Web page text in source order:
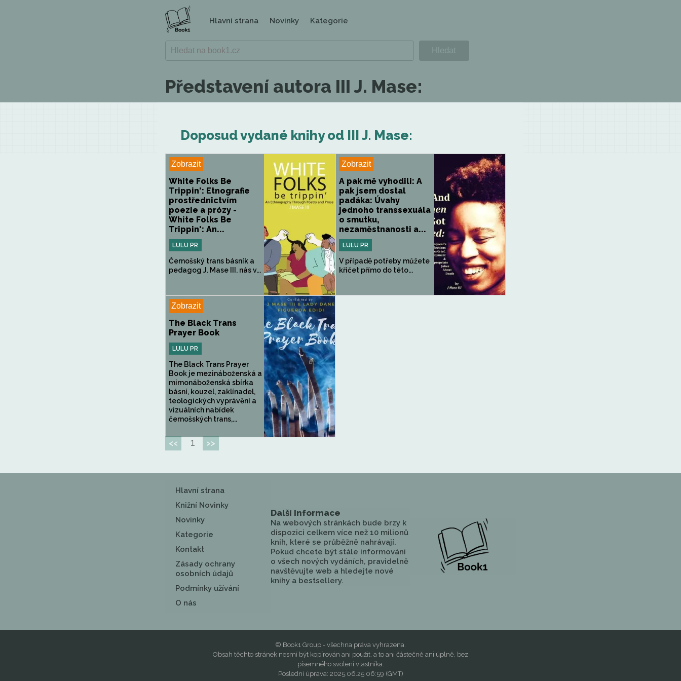
Hlavní strana Novinky Kategorie
Představení autora III J. Mase:
Doposud vydané knihy od III J. Mase:
Zobrazit
White Folks Be
Trippin': Etnografie
prostřednictvím
poezie a prózy -
White Folks Be
Trippin': An...
LULU PR
Černošský trans básník a
pedagog J. Mase III. nás v...
Zobrazit
A pak mě vyhodili: A
pak jsem dostal
padáka: Úvahy
jednoho transsexuála
o smutku,
nezaměstnanosti a...
LULU PR
V případě potřeby můžete
křičet přímo do této...
Zobrazit
The Black Trans
Prayer Book
LULU PR
The Black Trans Prayer
Book je mezináboženská a
mimonáboženská sbírka
básní, kouzel, zaklínadel,
teologických vyprávění a
vizuálních nabídek
černošských trans,...
<< 1 >>
Hlavní strana
Knižní Novinky
Novinky
Kategorie
Kontakt
Zásady ochrany
osobních údajů
Podmínky užívání
O nás
Další informace
Na webových stránkách bude brzy k
dispozici celkem více než 10 milionů
knih, které se průběžně nahrávají.
Pokud chcete být stále informováni
o všech nových vydáních, pravidelně
navštěvujte web a hledejte nové
knihy a bestsellery.
© Book1 Group - všechna práva vyhrazena.
Obsah těchto stránek nesmí být kopírován ani použit, a to ani částečně ani úplně, bez
písemného svolení vlastníka.
Poslední úprava: 2025.06.25 06:59 (GMT)